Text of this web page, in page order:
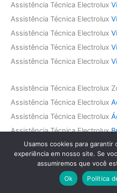
Assistência Técnica Electrolux
Assistência Técnica Electrolux
Assistência Técnica Electrolux
Assistência Técnica Electrolux
Assistência Técnica Electrolux
Assistência Técnica Electrolux
Assistência Técnica Electrolux
Assistência Técnica Electrolux
Assistência Técnica Electrolux
Assistência Técnica Electrolux
Assistência Técnica Electrolux
Assistência Técnica Electrolux
Assistência Técnica Electrolux
Usamos cookies para
experiência em nosso site. Se
assumiremos que você
Ok
Política